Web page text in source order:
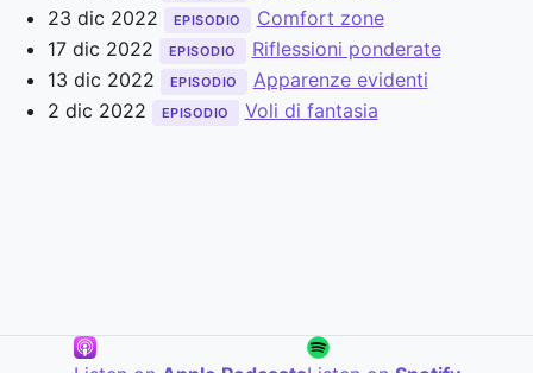
23 dic 2022
EPISODIO
Comfort zone
17 dic 2022
EPISODIO
Riflessioni ponderate
13 dic 2022
EPISODIO
Apparenze evidenti
2 dic 2022
EPISODIO Voli di fantasia